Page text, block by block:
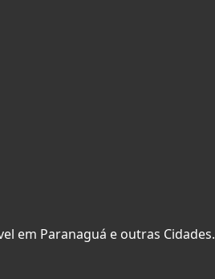
em Paranaguá e outras Cidades.